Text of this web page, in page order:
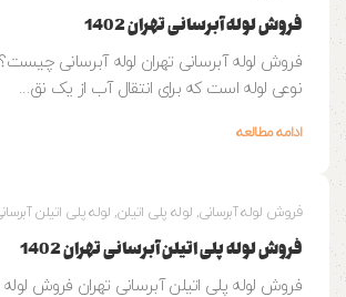
فروش لوله آبرسانی تهران 1402
فروش لوله آبرسانی تهران لوله آبرسانی چیست؟
نوعی لوله است که برای انتقال آب از یک نق...
ادامه مطالعه
فروش لوله آبرسانی, لوله پلی اتیلن, لوله پلی اتیلن
فروش لوله پلی اتیلن آبرسانی تهران 1402
فروش لوله پلی اتیلن آبرسانی تهران فروش لوله